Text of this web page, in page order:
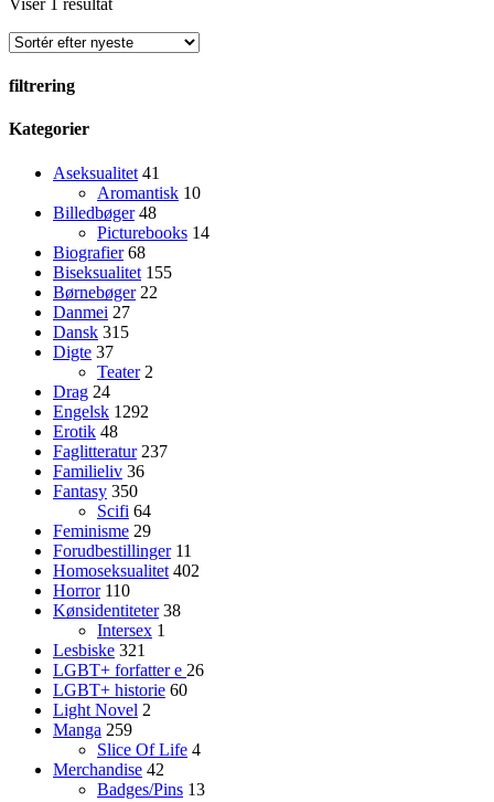
filtrering
Close
Kategorier
Aseksualitet 41
Aromantisk 10
Billedbøger 48
Picturebooks 14
Biografier 68
Biseksualitet 155
Børnebøger 22
Danmei 27
Dansk 315
Digte 37
Teater 2
Drag 24
Engelsk 1292
Erotik 48
Faglitteratur 237
Familieliv 36
Fantasy 350
Scifi 64
Feminisme 29
Forudbestillinger 11
Homoseksualitet 402
Horror 110
Kønsidentiteter 38
Intersex 1
Lesbiske 321
LGBT+ forfattere 26
LGBT+ historie 60
Light Novel 2
Manga 259
Slice Of Life 4
Merchandise 42
Badges/Pins 13